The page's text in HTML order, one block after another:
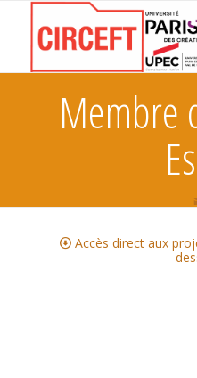
Membre
Accès direct aux